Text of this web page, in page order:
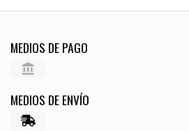
MEDIOS DE PAGO
MEDIOS DE ENVÍO